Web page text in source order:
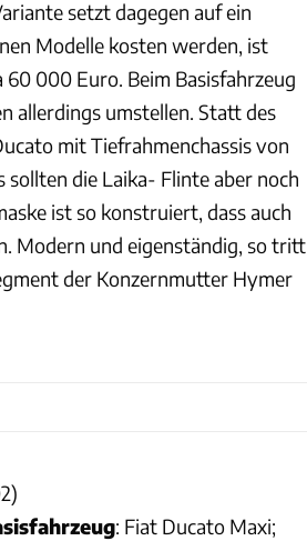
setzt dagegen auf ein
Modelle kosten werden, ist
000 Euro. Beim Basisfahrzeug
allerdings umstellen. Statt des
mit Tiefrahmenchassis von
sollten die Laika- Flinte aber noch
ist so konstruiert, dass auch
Modern und eigenständig, so tritt
der Konzernmutter Hymer
: Fiat Ducato Maxi;